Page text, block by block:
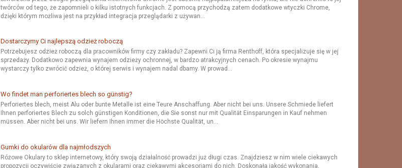
twórców od tego, że zapomnieli o kilku istotnych funkcjach. Z pomocą przychodzą zatem dodatkowe wtyczki Chrome,
dzięki którym możliwa jest na przykład integracja przeglądarki z używan...
Dostarczymy Ci najlepszą odzież roboczą
Potrzebujesz odzież roboczą dla pracowników firmy czy zakładu? Zapewni Ci ją firma Renthoff, która specjalizuje się w jej
sprzedaży. Dodatkowo zapewnia wynajem odzieży ochronnej, w bardzo atrakcyjnych cenach. Po okresie wynajmu
wystarczy tylko zwrócić odzież, o której serwis i wynajem nadal dbamy. W prowad...
Wo findet man perforiertes blech so günstig?
Perforiertes blech, meist Alu oder bunte Metalle ist eine Teure Anschaffung. Aber nicht bei uns. Unsere Schmiede liefert
Ihnen perforiertes Blech zu solch günstigen Konditionen, die Sie sonst nur mit Qualität Einsparungen in Kauf nehmen
müssen. Aber nicht bei uns. Wir liefern Ihnen immer die Höchste Qualität, un...
Gumki do okularów dla najmłodszych
Różowe Okulary to sklep internetowy, który swoją działalność prowadzi już długi czas. Znajdziesz w nim wiele ciekawych
propozycji oczywiście związanych z okularami oraz ciekawymi akcesoriami do nich. Doskonała jakość wykonania,